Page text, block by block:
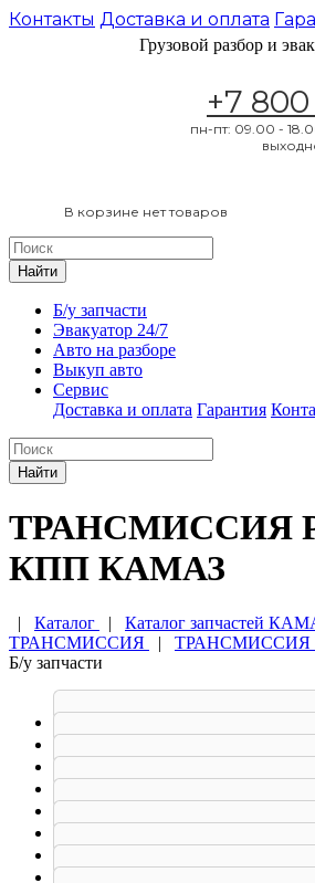
Контакты Доставка и оплата
Грузовой разбор и
+7 800
пн-пт: 09.00 -
В корзине нет товаров
Найти
Б/у запчасти
Эвакуатор 24/7
Авто на разборе
Выкуп авто
Сервис
Доставка и оплата Гарантия
Найти
ТРАНСМИССИЯ
КПП КАМАЗ
| Каталог | Каталог запчастей
ТРАНСМИССИЯ
| ТРАНСМИССИЯ
Б/у запчасти
КОРОБКА
РЕДУКТОР МОСТА